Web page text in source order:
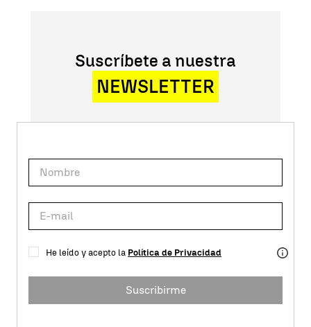
Suscríbete a nuestra
NEWSLETTER
He leído y acepto la Política de Privacidad
Suscribirme